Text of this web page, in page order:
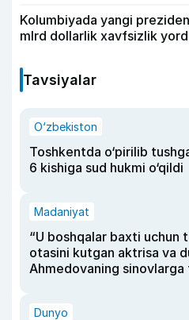
Kolumbiyada yangi
mlrd dollarlik xavfsizlik
Tavsiyalar
O‘zbekiston
Toshkentda o‘pirilib
6 kishiga sud hukmi o‘qildi
Madaniyat
“U boshqalar baxti uchun
otasini kutgan aktrisa va
Ahmedovaning sinovlarga
Dunyo